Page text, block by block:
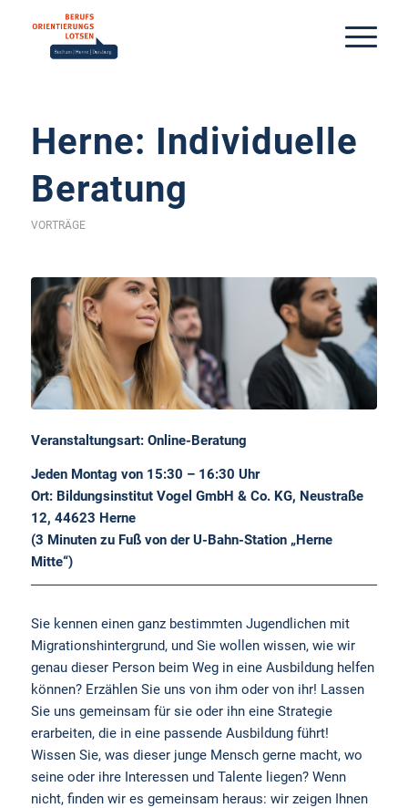
Herne: Individuelle
Beratung
VORTRÄGE
Veranstaltungsart: Online-Beratung
Jeden Montag von 15:30 – 16:30 Uhr
Ort: Bildungsinstitut Vogel GmbH & Co. KG, Neustraße
12, 44623 Herne
(3 Minuten zu Fuß von der U-Bahn-Station „Herne
Mitte“)
Sie kennen einen ganz bestimmten Jugendlichen mit
Migrationshintergrund, und Sie wollen wissen, wie wir
genau dieser Person beim Weg in eine Ausbildung helfen
können? Erzählen Sie uns von ihm oder von ihr! Lassen
Sie uns gemeinsam für sie oder ihn eine Strategie
erarbeiten, die in eine passende Ausbildung führt!
Wissen Sie, was dieser junge Mensch gerne macht, wo
seine oder ihre Interessen und Talente liegen? Wenn
nicht, finden wir es gemeinsam heraus: wir zeigen Ihnen